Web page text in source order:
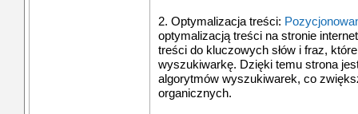
2. Optymalizacja treści:
optymalizacją treści na stronie
treści do kluczowych słów i fraz,
wyszukiwarkę. Dzięki temu strona
algorytmów wyszukiwarek, co
organicznych.